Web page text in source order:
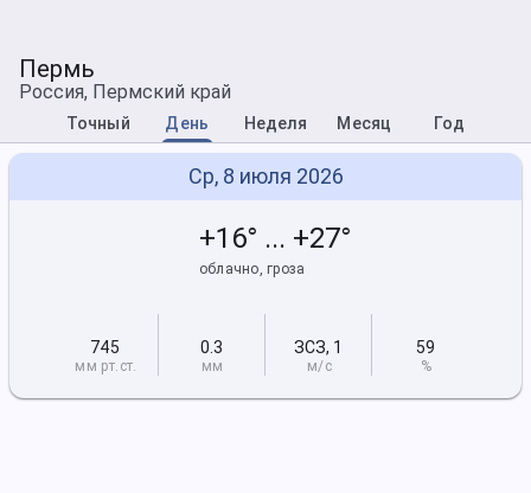
Пермь
Россия, Пермский край
Точный День Неделя Месяц Год
Ср, 8 июля 2026
+16° ... +27°
облачно, гроза
745
мм рт.ст.
0.3
мм
ЗСЗ, 1
м/с
59
%